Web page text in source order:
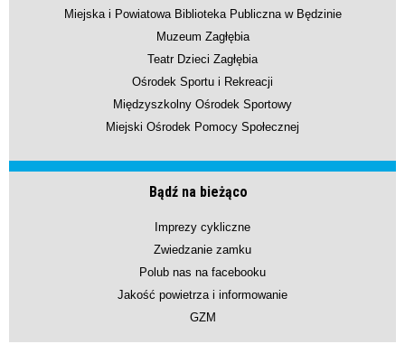
Miejska i Powiatowa Biblioteka Publiczna w Będzinie
Muzeum Zagłębia
Teatr Dzieci Zagłębia
Ośrodek Sportu i Rekreacji
Międzyszkolny Ośrodek Sportowy
Miejski Ośrodek Pomocy Społecznej
Bądź na bieżąco
Imprezy cykliczne
Zwiedzanie zamku
Polub nas na facebooku
Jakość powietrza i informowanie
GZM